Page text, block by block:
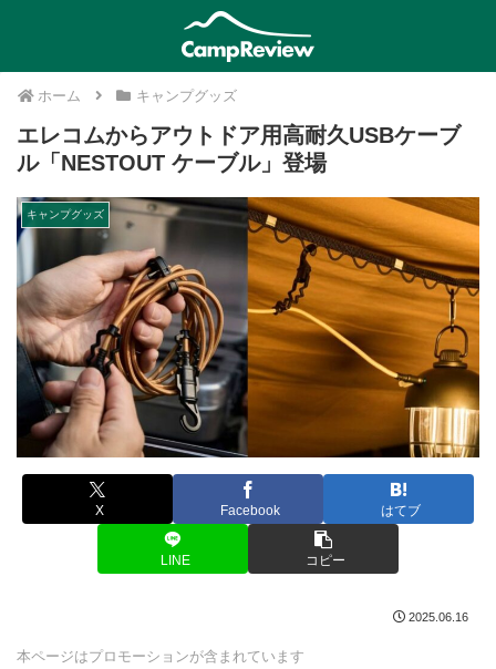
ホーム キャンプグッズ
エレコムからアウトドア用高耐久USBケーブ
ル「NESTOUT ケーブル」登場
キャンプグッズ
X Facebook はてブ
LINE コピー
2025.06.16
本ページはプロモーションが含まれています